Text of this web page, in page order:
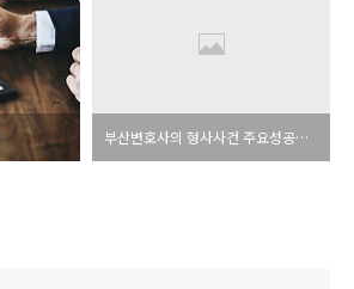
부산변호사의 형사사건 주요성공사례 모음